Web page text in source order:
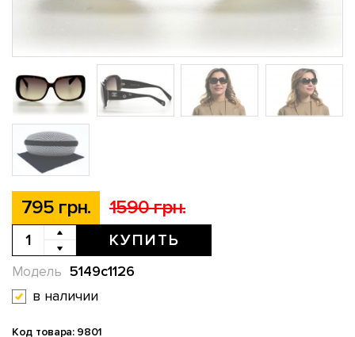
795 грн. 1590 грн.
КУПИТЬ
5149c1126
Модель
в наличии
Код товара: 9801